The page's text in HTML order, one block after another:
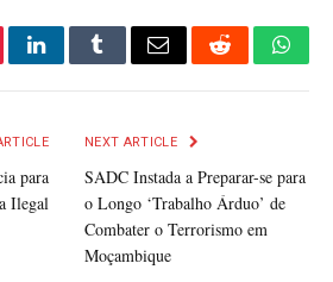
LinkedInTumblrEmail Reddit
para
Ilegal
NEXT ARTICLE
SADC Instada a Preparar-se para
o Longo ‘Trabalho Árduo’ de
Combater o Terrorismo em
Moçambique